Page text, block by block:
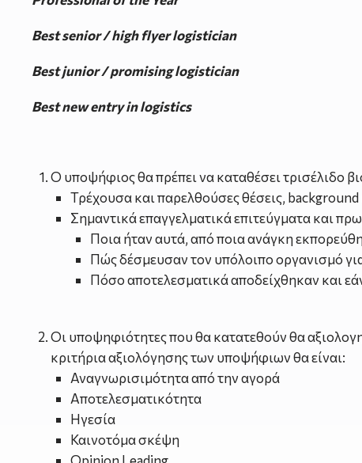
Best senior / high flyer logistician
Best junior / promising logistician
Best new entry in logistics
Ο υποψήφιος θα πρέπει να καταθέσει τρισέλιδο
Τρέχουσα και παρελθούσες θέσεις, background
Σημαντικά επαγγελματικά επιτεύγματα και
Ποια ήταν αυτά, από ποια ανάγκη
Πώς δέσμευσαν τον υπόλοιπο οργανισμό
Πόσο αποτελεσματικά αποδείχθηκαν και
Οι υποψηφιότητες που θα κατατεθούν θα
κριτήρια αξιολόγησης των υποψήφιων θα είναι:
Αναγνωρισιμότητα από την αγορά
Αποτελεσματικότητα
Ηγεσία
Καινοτόμα σκέψη